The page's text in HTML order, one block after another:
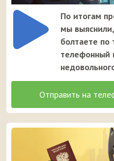
По итогам
мы
болтаете
телефонный